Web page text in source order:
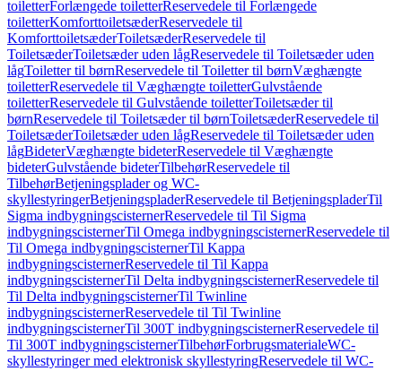
toiletterForlængede toiletterReservedele til Forlængede
toiletterKomforttoiletsæderReservedele til
KomforttoiletsæderToiletsæderReservedele til
ToiletsæderToiletsæder uden lågReservedele til Toiletsæder uden
lågToiletter til børnReservedele til Toiletter til børnVæghængte
toiletterReservedele til Væghængte toiletterGulvstående
toiletterReservedele til Gulvstående toiletterToiletsæder til
børnReservedele til Toiletsæder til børnToiletsæderReservedele til
ToiletsæderToiletsæder uden lågReservedele til Toiletsæder uden
lågBideterVæghængte bideterReservedele til Væghængte
bideterGulvstående bideterTilbehørReservedele til
TilbehørBetjeningsplader og WC-
skyllestyringerBetjeningspladerReservedele til BetjeningspladerTil
Sigma indbygningscisternerReservedele til Til Sigma
indbygningscisternerTil Omega indbygningscisternerReservedele til
Til Omega indbygningscisternerTil Kappa
indbygningscisternerReservedele til Til Kappa
indbygningscisternerTil Delta indbygningscisternerReservedele til
Til Delta indbygningscisternerTil Twinline
indbygningscisternerReservedele til Til Twinline
indbygningscisternerTil 300T indbygningscisternerReservedele til
Til 300T indbygningscisternerTilbehørForbrugsmaterialeWC-
skyllestyringer med elektronisk skyllestyringReservedele til WC-